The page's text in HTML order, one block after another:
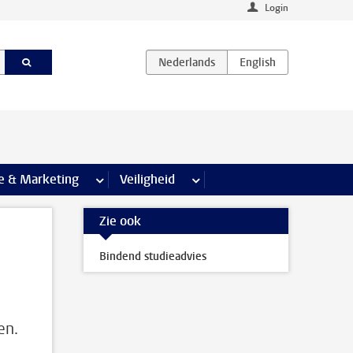
Login
& Marketing meer Communicatie & Marketing pagina’s
Veiligheid meer Veiligheid pagina’s
Zie ook
Bindend studieadvies